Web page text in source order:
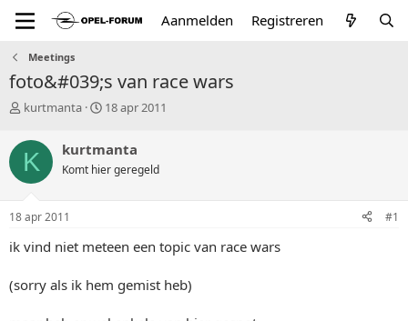
Aanmelden Registreren
Meetings
foto&#039;s van race wars
T
p
i
c
s
a
t
r
kurtmanta
S
r
t
a
m
18 apr 2011
K kurtmanta
Komt hier geregeld
18 apr 2011 #1
ik vind niet meteen een topic van race wars
(sorry als ik hem gemist heb)